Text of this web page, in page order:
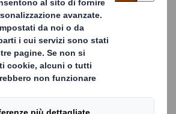
Gamma di
di 40 anni nella promozione
godiamo della fiducia di
cui: